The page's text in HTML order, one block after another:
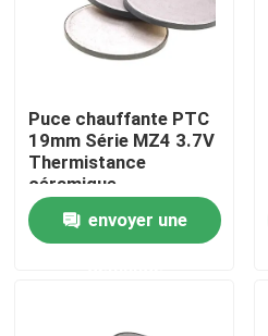
À la maison
Produits
Puce chauffante PTC
19mm Série MZ4 3.7V
Thermistance
céramique
envoyer une